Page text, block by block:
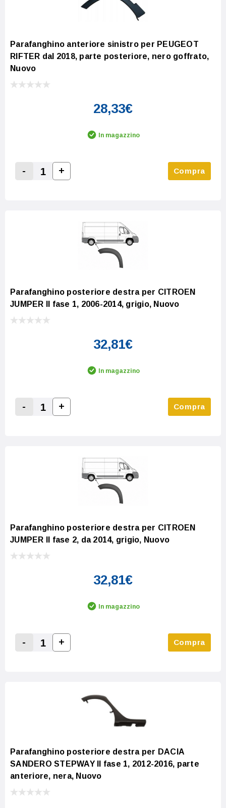
Parafanghino anteriore sinistro per PEUGEOT
RIFTER dal 2018, parte posteriore, nero goffrato,
Nuovo
28,33€
In magazzino
Decrease Quantity:
-
Increase Quantity:
+ Compra
Parafanghino posteriore destra per CITROEN
JUMPER II fase 1, 2006-2014, grigio, Nuovo
32,81€
In magazzino
Decrease Quantity:
-
Increase Quantity:
+ Compra
Parafanghino posteriore destra per CITROEN
JUMPER II fase 2, da 2014, grigio, Nuovo
32,81€
In magazzino
Decrease Quantity:
-
Increase Quantity:
+ Compra
Parafanghino posteriore destra per DACIA
SANDERO STEPWAY II fase 1, 2012-2016, parte
anteriore, nera, Nuovo